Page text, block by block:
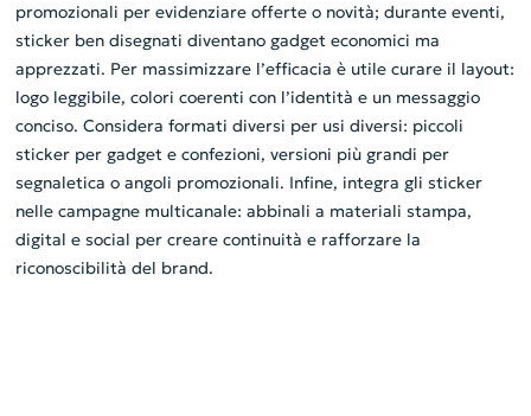
promozionali per evidenziare offerte o novità; durante eventi,
sticker ben disegnati diventano gadget economici ma
apprezzati. Per massimizzare l’efficacia è utile curare il layout:
logo leggibile, colori coerenti con l’identità e un messaggio
conciso. Considera formati diversi per usi diversi: piccoli
sticker per gadget e confezioni, versioni più grandi per
segnaletica o angoli promozionali. Infine, integra gli sticker
nelle campagne multicanale: abbinali a materiali stampa,
digital e social per creare continuità e rafforzare la
riconoscibilità del brand.